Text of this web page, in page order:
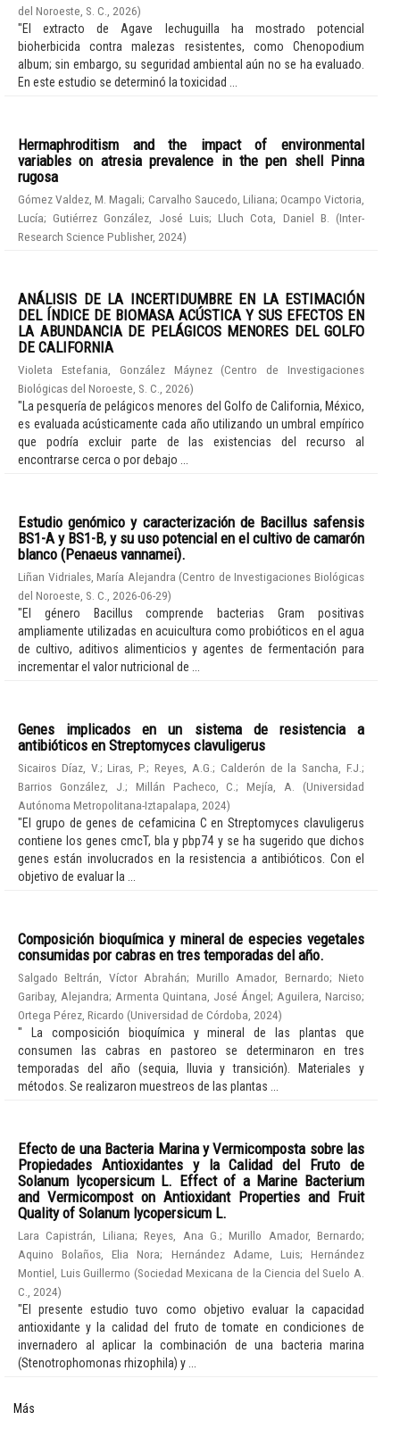
del Noroeste, S. C.
2026)
"El extracto de Agave lechuguilla ha mostrado potencial
bioherbicida contra malezas resistentes, como Chenopodium
album; sin embargo, su seguridad ambiental aún no se ha evaluado.
En este estudio se determinó la toxicidad ...
Hermaphroditism and the impact of environmental
variables on atresia prevalence in the pen shell Pinna
rugosa
Gómez Valdez, M. Magali; Carvalho Saucedo, Liliana; Ocampo Victoria,
Lucía;Gutiérrez González, José Luis;Lluch Cota, Daniel B. (Inter-
Research Science Publisher, 2024)
ANÁLISIS DE LA INCERTIDUMBRE EN LA ESTIMACIÓN
DEL ÍNDICE DE BIOMASA ACÚSTICA Y SUS EFECTOS EN
LA ABUNDANCIA DE PELÁGICOS MENORES DEL GOLFO
DE CALIFORNIA
Violeta Estefania, González Máynez (Centro de Investigaciones
Biológicas del Noroeste, S. C.
2026)
"La pesquería de pelágicos menores del Golfo de California, México,
es evaluada acústicamente cada año utilizando un umbral empírico
que podría excluir parte de las existencias del recurso al
encontrarse cerca o por debajo ...
Estudio genómico y caracterización de Bacillus safensis
BS1-A y BS1-B, y su uso potencial en el cultivo de camarón
blanco (Penaeus vannamei).
Liñan Vidriales, María Alejandra (Centro de Investigaciones Biológicas
del Noroeste, S. C.
2026-06-29)
"El género Bacillus comprende bacterias Gram positivas
ampliamente utilizadas en acuicultura como probióticos en el agua
de cultivo, aditivos alimenticios y agentes de fermentación para
incrementar el valor nutricional de ...
Genes implicados en un sistema de resistencia a
antibióticos en Streptomyces clavuligerus
Sicairos Díaz, V.;Liras, P.;Reyes, A.G. ; Calderón de la Sancha, F.J.;
Barrios González, J. ; Millán Pacheco, C.;Mejía, A. (Universidad
Autónoma Metropolitana-Iztapalapa 2024)
"El grupo de genes de cefamicina C en Streptomyces clavuligerus
contiene los genes cmcT, bla y pbp74 y se ha sugerido que dichos
genes están involucrados en la resistencia a antibióticos. Con el
objetivo de evaluar la ...
Composición bioquímica y mineral de especies vegetales
consumidas por cabras en tres temporadas del año.
Salgado Beltrán, Víctor Abrahán; Murillo Amador, Bernardo;Nieto
Garibay, Alejandra; Armenta Quintana, José Ángel; Aguilera, Narciso;
Ortega Pérez, Ricardo (Universidad de Córdoba 2024)
" La composición bioquímica y mineral de las plantas que
consumen las cabras en pastoreo se determinaron en tres
temporadas del año (sequia, lluvia y transición). Materiales y
métodos. Se realizaron muestreos de las plantas ...
Efecto de una Bacteria Marina y Vermicomposta sobre las
Propiedades Antioxidantes y la Calidad del Fruto de
Solanum lycopersicum L. Effect of a Marine Bacterium
and Vermicompost on Antioxidant Properties and Fruit
Quality of Solanum lycopersicum L.
Lara Capistrán, Liliana;Reyes, Ana G. ;Murillo Amador, Bernardo;
Aquino Bolaños, Elia Nora; Hernández Adame, Luis;Hernández
Montiel, Luis Guillermo (Sociedad Mexicana de la Ciencia del Suelo A.
C.
2024)
"El presente estudio tuvo como objetivo evaluar la capacidad
antioxidante y la calidad del fruto de tomate en condiciones de
invernadero al aplicar la combinación de una bacteria marina
(Stenotrophomonas rhizophila) y ...
Más